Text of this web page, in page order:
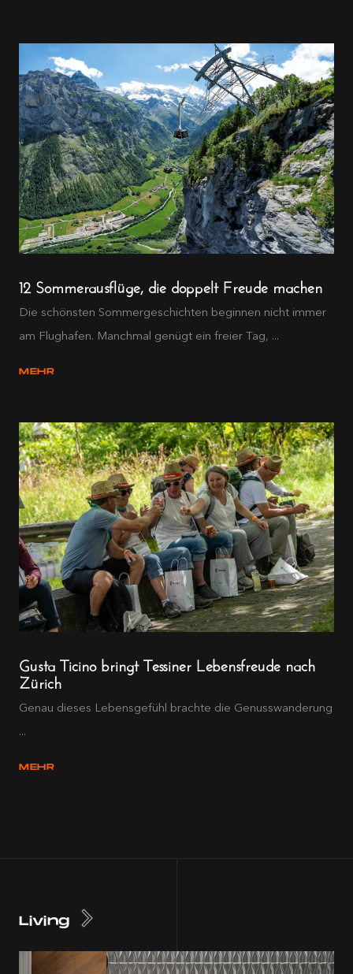
12 Sommerausflüge, die doppelt Freude machen
Die schönsten Sommergeschichten beginnen nicht immer
am Flughafen. Manchmal genügt ein freier Tag, ...
MEHR
Gusta Ticino bringt Tessiner Lebensfreude nach
Zürich
Genau dieses Lebensgefühl brachte die Genusswanderung
...
MEHR
Living